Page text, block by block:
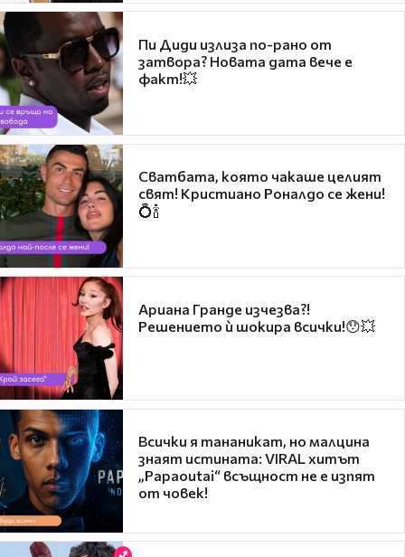
Пи Диди излиза по-рано от
затвора? Новата дата вече е
факт!💥
Сватбата, която чакаше целият
свят! Кристиано Роналдо се жени!
💍🍾
Ариана Гранде изчезва?!
Решението ѝ шокира всички!😯💥
Всички я тананикат, но малцина
знаят истината: VIRAL хитът
„Papaoutai“ всъщност не е изпят
от човек!